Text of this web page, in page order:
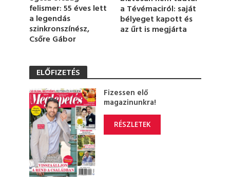
felismer: 55 éves lett
a legendás
szinkronszínész,
Csőre Gábor
a Tévémaciról: saját
bélyeget kapott és
az űrt is megjárta
ELŐFIZETÉS
Fizessen elő
magazinunkra!
RÉSZLETEK